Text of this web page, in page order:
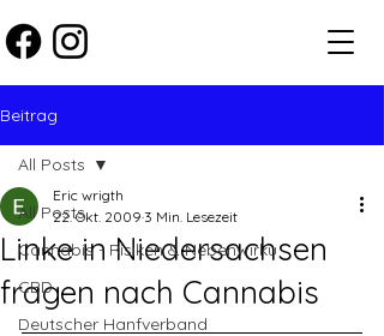
Beitrag
All Posts
Cannabis - Risiken & Nebenwirku
CBD
Deutscher Hanfverband
All Posts
Linke in Niedersachsen
fragen nach Cannabis
Eric wrigth
22. Okt. 2009 3 Min. Lesezeit